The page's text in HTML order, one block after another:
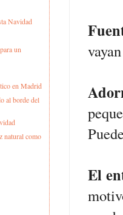
El
Navidad
un
en Madrid
al borde del
natural como